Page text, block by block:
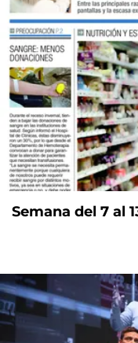
Semana del 7 al